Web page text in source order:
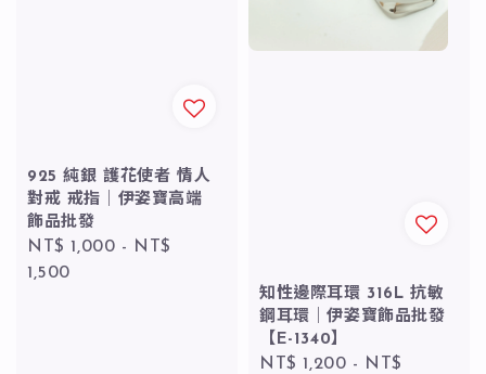
925 純銀 護花使者 情人
對戒 戒指｜伊姿寶高端
飾品批發
Regular
price
NT$ 1,000 - NT$
1,500
知性邊際耳環 316L 抗敏
鋼耳環｜伊姿寶飾品批發
【E-1340】
Regular
NT$ 1,200 -
NT$